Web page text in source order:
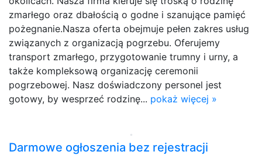
zmarłego oraz dbałością o godne i szanujące pamięć
pożegnanie.Nasza oferta obejmuje pełen zakres usług
związanych z organizacją pogrzebu. Oferujemy
transport zmarłego, przygotowanie trumny i urny, a
także kompleksową organizację ceremonii
pogrzebowej. Nasz doświadczony personel jest
gotowy, by wesprzeć rodzinę... pokaż więcej »
Darmowe ogłoszenia bez rejestracji